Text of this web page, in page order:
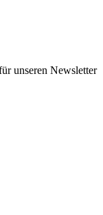
unseren Newsletter